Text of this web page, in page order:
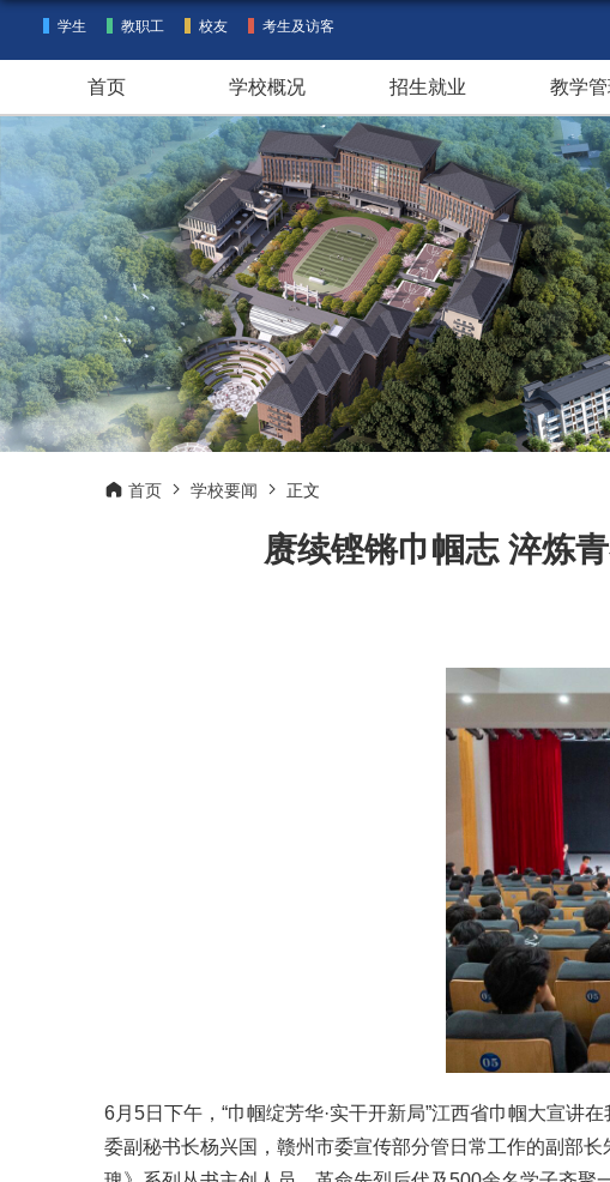
学生 教职工 校友 考生及访客
首页 学校概况 招生就业 教学
首页 学校要闻 正文
赓续铿锵巾帼志 淬炼
6月5日下午，“巾帼绽芳华·实干开新局”江西省巾帼大宣讲
委副秘书长杨兴国，赣州市委宣传部分管日常工作的副部